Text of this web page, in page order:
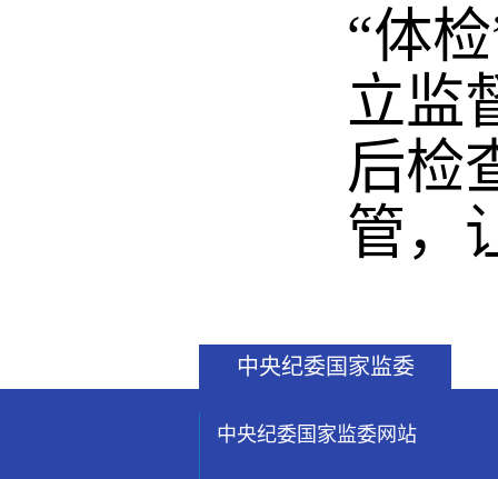
“体
立监
后检
管，
中央纪委国家监委
中央纪委国家监委网站